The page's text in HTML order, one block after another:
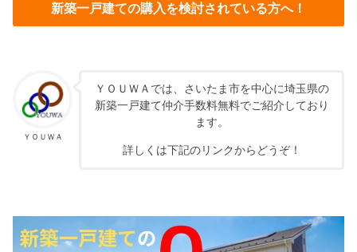
新築一戸建ての購入を検討されている方へ！
ＹＯＵＷＡ
ＹＯＵＷＡでは、さいたま市を中心に埼玉県の
新築一戸建て仲介手数料無料でご紹介しており
ます。
詳しくは下記のリンクからどうぞ！